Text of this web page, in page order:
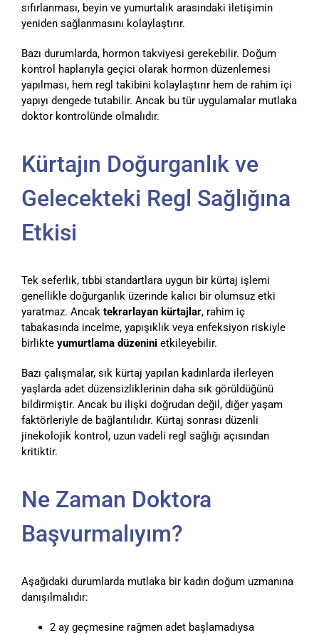
sıfırlanması, beyin ve yumurtalık arasındaki iletişimin
yeniden sağlanmasını kolaylaştırır.
Bazı durumlarda, hormon takviyesi gerekebilir. Doğum
kontrol haplarıyla geçici olarak hormon düzenlemesi
yapılması, hem regl takibini kolaylaştırır hem de rahim içi
yapıyı dengede tutabilir. Ancak bu tür uygulamalar mutlaka
doktor kontrolünde olmalıdır.
Kürtajın Doğurganlık ve
Gelecekteki Regl Sağlığına
Etkisi
Tek seferlik, tıbbi standartlara uygun bir kürtaj işlemi
genellikle doğurganlık üzerinde kalıcı bir olumsuz etki
yaratmaz. Ancak tekrarlayan kürtajlar, rahim iç
tabakasında incelme, yapışıklık veya enfeksiyon riskiyle
birlikte yumurtlama düzenini etkileyebilir.
Bazı çalışmalar, sık kürtaj yapılan kadınlarda ilerleyen
yaşlarda adet düzensizliklerinin daha sık görüldüğünü
bildirmiştir. Ancak bu ilişki doğrudan değil, diğer yaşam
faktörleriyle de bağlantılıdır. Kürtaj sonrası düzenli
jinekolojik kontrol, uzun vadeli regl sağlığı açısından
kritiktir.
Ne Zaman Doktora
Başvurmalıyım?
Aşağıdaki durumlarda mutlaka bir kadın doğum uzmanına
danışılmalıdır:
2 ay geçmesine rağmen adet başlamadıysa